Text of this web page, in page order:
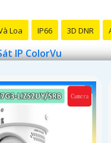
Loa IP66 3D DNR
IP ColorVu